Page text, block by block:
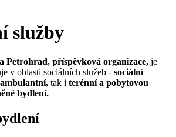
služby
Petrohrad, příspěvková organizace, je
v oblasti sociálních služeb - sociální
ambulantní, tak i terénní a pobytovou
bydlení.